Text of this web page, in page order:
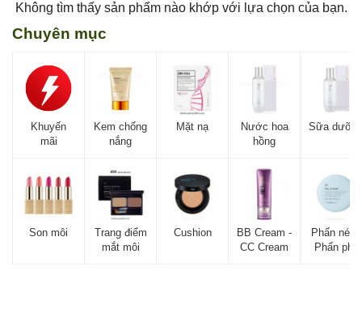
Không tìm thấy sản phẩm nào khớp với lựa chọn của bạn.
Chuyên mục
Khuyến
mãi
Kem chống
nắng
Mặt nạ
Nước hoa
hồng
Sữa
Son môi
Trang điểm
mắt môi
Cushion
BB Cream -
CC Cream
Phấn nén -
Phấn phủ